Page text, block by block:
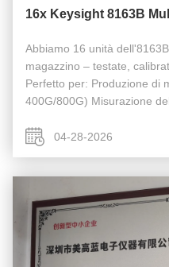
16x Keysight 8163B
Abbiamo 16 unità
magazzino – testate,
Perfetto per: Produzione di
400G/800G) Misurazione
prima ...04-28-2026